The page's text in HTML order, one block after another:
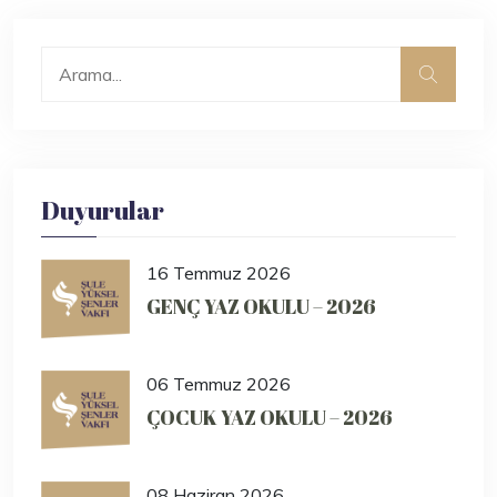
Duyurular
16 Temmuz 2026
GENÇ YAZ OKULU – 2026
06 Temmuz 2026
ÇOCUK YAZ OKULU – 2026